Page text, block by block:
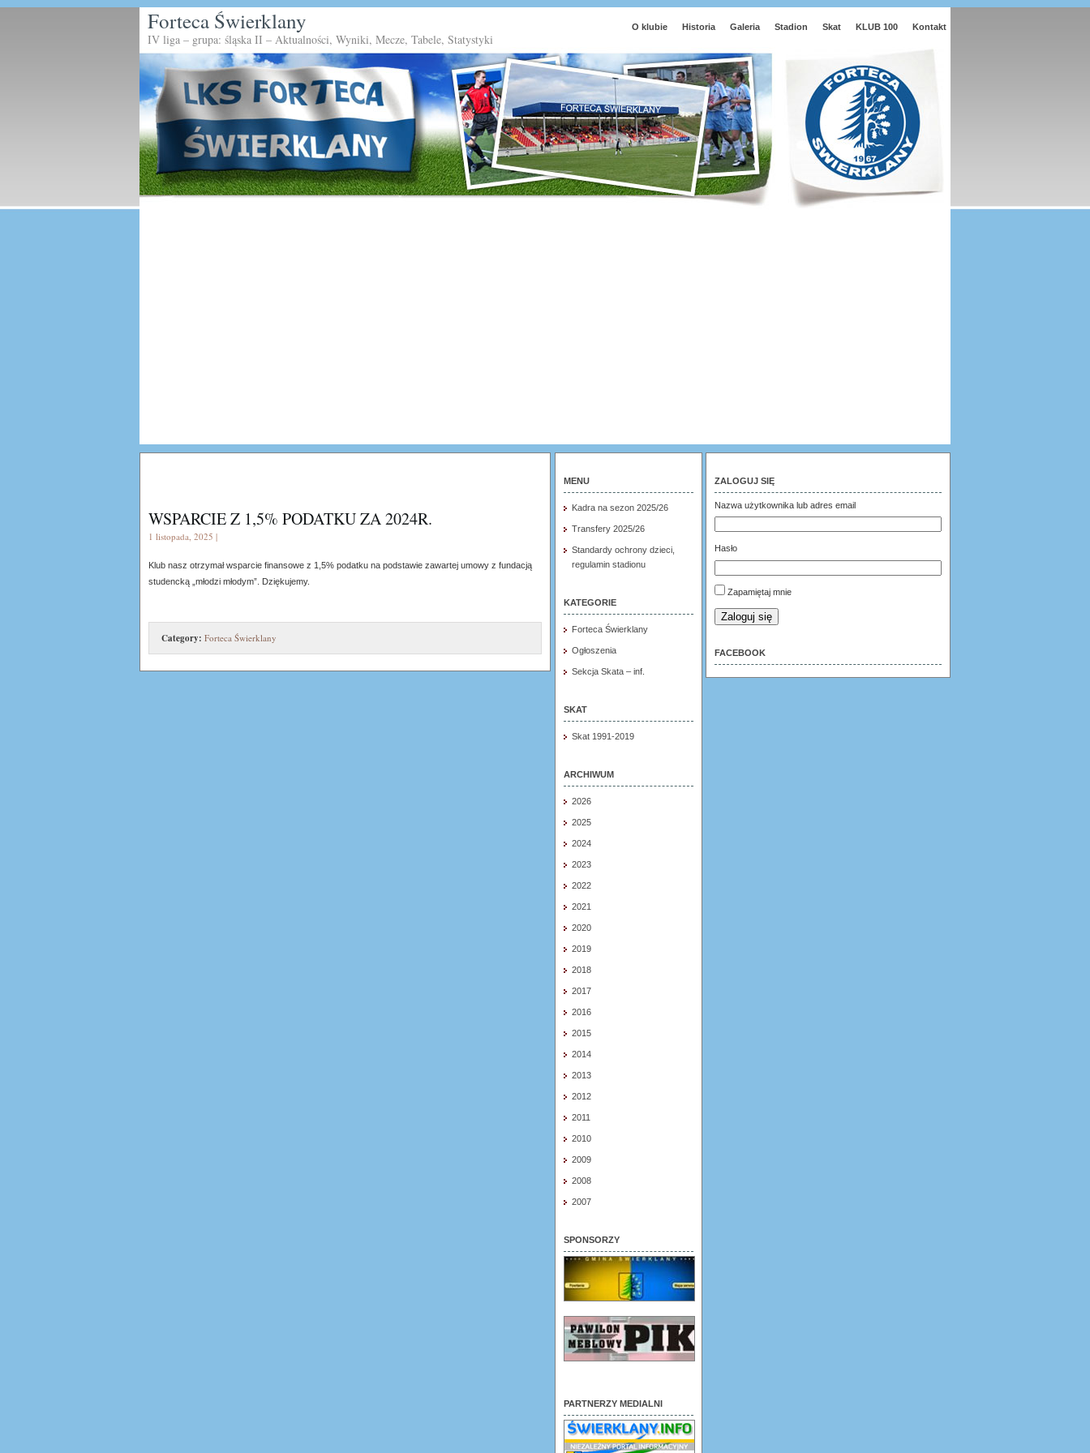
O klubie Historia Galeria Stadion Skat KLUB 100 Kontakt
Forteca Świerklany
IV liga – grupa: śląska II – Aktualności, Wyniki, Mecze, Tabele, Statystyki
WSPARCIE Z 1,5% PODATKU ZA 2024R.
1 listopada, 2025 |
Klub nasz otrzymał wsparcie finansowe z 1,5% podatku na podstawie zawartej umowy z fundacją
studencką „młodzi młodym”. Dziękujemy.
Category: Forteca Świerklany
MENU
Kadra na sezon 2025/26
Transfery 2025/26
Standardy ochrony dzieci,
regulamin stadionu
KATEGORIE
Forteca Świerklany
Ogłoszenia
Sekcja Skata – inf.
SKAT
Skat 1991-2019
ARCHIWUM
2026
2025
2024
2023
2022
2021
2020
2019
2018
2017
2016
2015
2014
2013
2012
2011
2010
2009
2008
2007
SPONSORZY
PARTNERZY MEDIALNI
ZALOGUJ SIĘ
Nazwa użytkownika lub adres email
Hasło
Zapamiętaj mnie
Zaloguj się
FACEBOOK